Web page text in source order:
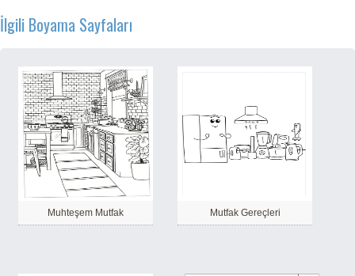
İlgili Boyama Sayfaları
Muhteşem Mutfak Mutfak Gereçleri